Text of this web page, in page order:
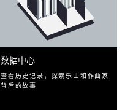
数据中心
查看历史记录，探索乐曲和作曲家
背后的故事